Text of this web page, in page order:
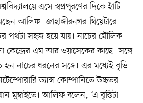
এসে স্বপ্নপূরণের দিকে হাঁটি
আলিফ। জাহাঙ্গীরনগর থিয়েটারে
পথটা সহজ হয়ে যায়। নাচের মৌলিক
কেন্দ্রের এম আর ওয়াসেকের কাছে। সঙ্গে
নাচের ধরনের সঙ্গে। এর মধ্যেই বৃত্তি
ড্যান্স কোম্পানিতে উচ্চতর
মুম্বাইতে। আলিফ বলেন, ‘এ বৃত্তিটা